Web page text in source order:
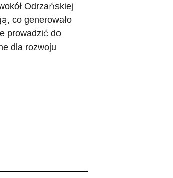
Odrzańskiej
co generowało
prowadzić do
dla rozwoju